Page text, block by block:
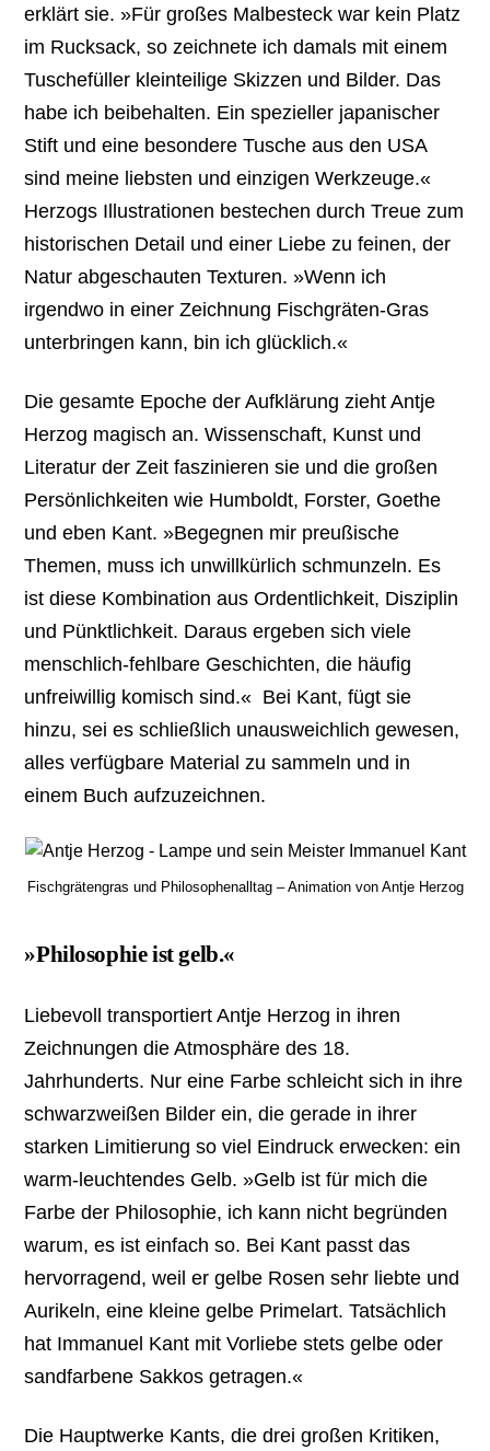
erklärt sie. »Für großes Malbesteck war kein Platz
im Rucksack, so zeichnete ich damals mit einem
Tuschefüller kleinteilige Skizzen und Bilder. Das
habe ich beibehalten. Ein spezieller japanischer
Stift und eine besondere Tusche aus den USA
sind meine liebsten und einzigen Werkzeuge.«
Herzogs Illustrationen bestechen durch Treue zum
historischen Detail und einer Liebe zu feinen, der
Natur abgeschauten Texturen. »Wenn ich
irgendwo in einer Zeichnung Fischgräten-Gras
unterbringen kann, bin ich glücklich.«
Die gesamte Epoche der Aufklärung zieht Antje
Herzog magisch an. Wissenschaft, Kunst und
Literatur der Zeit faszinieren sie und die großen
Persönlichkeiten wie Humboldt, Forster, Goethe
und eben Kant. »Begegnen mir preußische
Themen, muss ich unwillkürlich schmunzeln. Es
ist diese Kombination aus Ordentlichkeit, Disziplin
und Pünktlichkeit. Daraus ergeben sich viele
menschlich-fehlbare Geschichten, die häufig
unfreiwillig komisch sind.« Bei Kant, fügt sie
hinzu, sei es schließlich unausweichlich gewesen,
alles verfügbare Material zu sammeln und in
einem Buch aufzuzeichnen.
Fischgrätengras und Philosophenalltag – Animation von Antje Herzog
»Philosophie ist gelb.«
Liebevoll transportiert Antje Herzog in ihren
Zeichnungen die Atmosphäre des 18.
Jahrhunderts. Nur eine Farbe schleicht sich in ihre
schwarzweißen Bilder ein, die gerade in ihrer
starken Limitierung so viel Eindruck erwecken: ein
warm-leuchtendes Gelb. »Gelb ist für mich die
Farbe der Philosophie, ich kann nicht begründen
warum, es ist einfach so. Bei Kant passt das
hervorragend, weil er gelbe Rosen sehr liebte und
Aurikeln, eine kleine gelbe Primelart. Tatsächlich
hat Immanuel Kant mit Vorliebe stets gelbe oder
sandfarbene Sakkos getragen.«
Die Hauptwerke Kants, die drei großen Kritiken,